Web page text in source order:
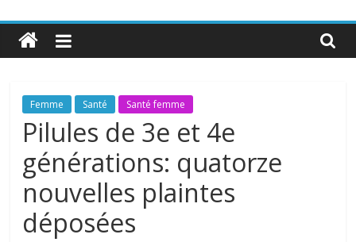
24h
Santé
La
santé
toute
famille
Femme Santé Santé femme
Pilules de 3e et 4e
générations: quatorze
nouvelles plaintes
déposées